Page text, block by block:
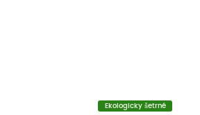
Ekologicky šetrné